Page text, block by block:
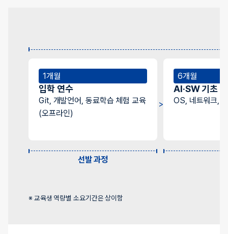
1개월
입학 연수
Git, 개발언어, 동료학습 체험 교육
(오프라인)
6개월
AI·SW 기초
OS, 네트워크,
선발 과정
※ 교육생 역량별 소요기간은 상이함